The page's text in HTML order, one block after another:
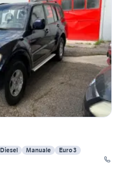
Diesel Manuale
Euro 3